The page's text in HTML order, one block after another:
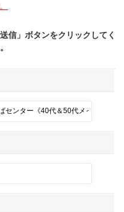
信」ボタンをクリックしてく